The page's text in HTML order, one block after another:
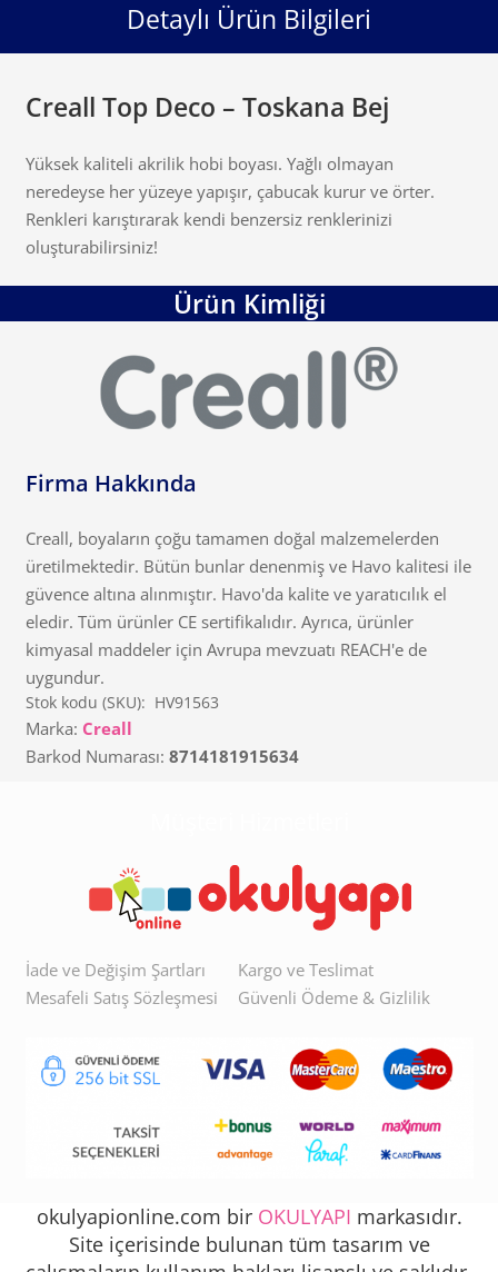
Detaylı Ürün Bilgileri
Creall Top Deco – Toskana Bej
Yüksek kaliteli akrilik hobi boyası. Yağlı olmayan
neredeyse her yüzeye yapışır, çabucak kurur ve örter.
Renkleri karıştırarak kendi benzersiz renklerinizi
oluşturabilirsiniz!
Ürün Kimliği
Firma Hakkında
Creall, boyaların çoğu tamamen doğal malzemelerden
üretilmektedir. Bütün bunlar denenmiş ve Havo kalitesi ile
güvence altına alınmıştır. Havo'da kalite ve yaratıcılık el
eledir. Tüm ürünler CE sertifikalıdır. Ayrıca, ürünler
kimyasal maddeler için Avrupa mevzuatı REACH'e de
uygundur.
Stok kodu (SKU): HV91563
Marka: Creall
Barkod Numarası: 8714181915634
İade ve Değişim Şartları
Mesafeli Satış Sözleşmesi
Kargo ve Teslimat
Güvenli Ödeme & Gizlilik
okulyapionline.com bir OKULYAPI markasıdır.
Site içerisinde bulunan tüm tasarım ve